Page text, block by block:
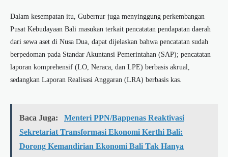
Dalam kesempatan itu, Gubernur juga menyinggung perkembangan
Pusat Kebudayaan Bali masukan terkait pencatatan pendapatan daerah
dari sewa aset di Nusa Dua, dapat dijelaskan bahwa pencatatan sudah
berpedoman pada Standar Akuntansi Pemerintahan (SAP); pencatatan
laporan komprehensif (LO, Neraca, dan LPE) berbasis akrual,
sedangkan Laporan Realisasi Anggaran (LRA) berbasis kas.
Baca Juga:
Menteri PPN/Bappenas Reaktivasi
Sekretariat Transformasi Ekonomi Kerthi Bali:
Dorong Kemandirian Ekonomi Bali Tak Hanya